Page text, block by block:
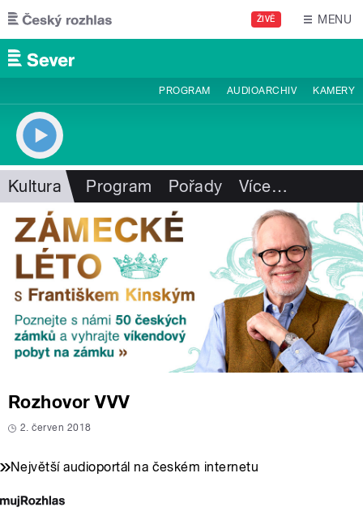
Přejít k hlavnímu obsahu
ŽIVĚ MENU
PROGRAM AUDIOARCHIV KAMERY
Kultura Program Pořady Více…
Rozhovor VVV
2. červen 2018
Největší audioportál na českém internetu